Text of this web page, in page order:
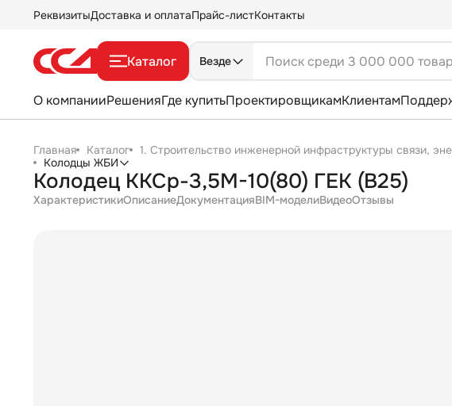
РеквизитыДоставка и оплатаПрайс-листКонтакты
Каталог Везде
О компанииРешенияГде купитьПроектировщикамКлиентам
Главная Каталог 1. Строительство инженерной инфраструктуры связи,
Колодцы ЖБИ
Колодец ККСр-3,5М-10(80) ГЕК (B25)
ХарактеристикиОписаниеДокументацияBIM-моделиВидеоОтзывы